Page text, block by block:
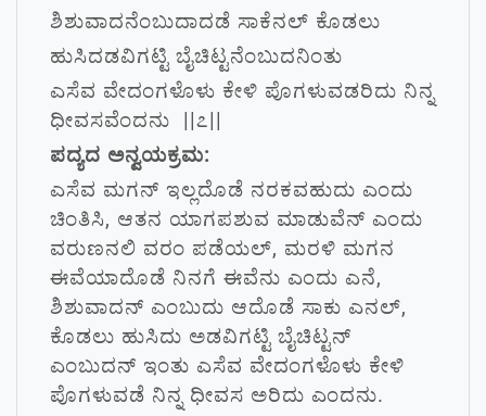
ಶಿಶುವಾದನೆಂಬುದಾದಡೆ ಸಾಕೆನಲ್ ಕೊಡಲು
ಹುಸಿದಡವಿಗಟ್ಟಿ ಬೈಚಿಟ್ಟನೆಂಬುದನಿಂತು
ಎಸೆವ ವೇದಂಗಳೊಳು ಕೇಳಿ ಪೊಗಳುವಡರಿದು ನಿನ್ನ
ಧೀವಸವೆಂದನು ||೭||
ಪದ್ಯದ ಅನ್ವಯಕ್ರಮ:
ಎಸೆವ ಮಗನ್ ಇಲ್ಲದೊಡೆ ನರಕವಹುದು ಎಂದು
ಚಿಂತಿಸಿ, ಆತನ ಯಾಗಪಶುವ ಮಾಡುವೆನ್ ಎಂದು
ವರುಣನಲಿ ವರಂ ಪಡೆಯಲ್, ಮರಳಿ ಮಗನ
ಈವೆಯಾದೊಡೆ ನಿನಗೆ ಈವೆನು ಎಂದು ಎನೆ,
ಶಿಶುವಾದನ್ ಎಂಬುದು ಆದೊಡೆ ಸಾಕು ಎನಲ್,
ಕೊಡಲು ಹುಸಿದು ಅಡವಿಗಟ್ಟಿ ಬೈಚಿಟ್ಟನ್
ಎಂಬುದನ್ ಇಂತು ಎಸೆವ ವೇದಂಗಳೊಳು ಕೇಳಿ
ಪೊಗಳುವಡೆ ನಿನ್ನ ಧೀವಸ ಅರಿದು ಎಂದನು.